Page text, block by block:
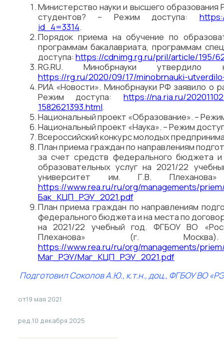
Министерство науки и высшего
студентов? – Режим доступа:
id_4=3314.
Порядок приема на обучение по
программам бакалавриата, программам
доступа: https://cdnimg.rg.ru/pril/article/195/
RG.RU. Минобрнауки
https://rg.ru/2020/09/17/minobrnauki-
РИА «Новости». Минобрнауки РФ заявило о
Режим доступа: https://na.ria.ru/
1582621393.html.
Национальный проект «Образование». –
Национальный проект «Наука». – Режим
Всероссийский конкурс молодых
План приема граждан по направлениям
за счет средств федерального бюджета
образовательных услуг на 2021/22
университет им. Г.В.
https://www.rea.ru/ru/org/managements/
Бак_КЦП_РЭУ_2021.pdf
План приема граждан по направлениям
федерального бюджета и на места по
на 2021/22 учебный год. ФГБОУ ВО
Плеханова» (г.
https://www.rea.ru/ru/org/managements/
Маг_РЭУ/Маг_КЦП_РЭУ_2021.pdf
ПодготовилСоколов А.Ю., к.т.н., доц., ФГБОУ ВО
от19 мая 2021
ред.10 декабря 2025